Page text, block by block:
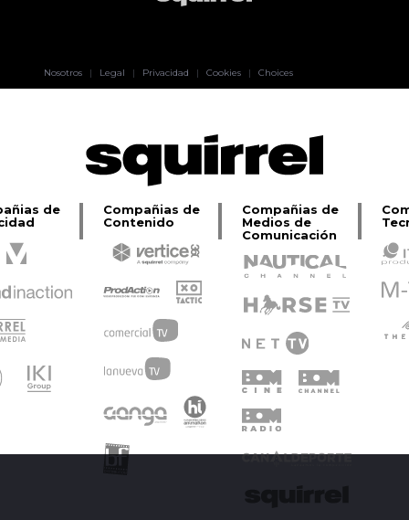
Nosotros | Legal | Privacidad | Cookies | Choices
de
Compañias de
Contenido
Compañias de
Medios de
Comunicación